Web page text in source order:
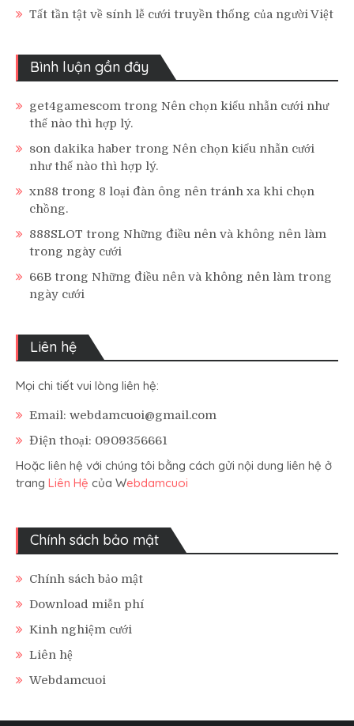
Tất tần tật về sính lễ cưới truyền thống của người Việt
Bình luận gần đây
get4gamescom trong Nên chọn kiểu nhẫn cưới như
thế nào thì hợp lý.
son dakika haber trong Nên chọn kiểu nhẫn cưới
như thế nào thì hợp lý.
xn88 trong 8 loại đàn ông nên tránh xa khi chọn
chồng.
888SLOT trong Những điều nên và không nên làm
trong ngày cưới
66B trong Những điều nên và không nên làm trong
ngày cưới
Liên hệ
Mọi chi tiết vui lòng liên hệ:
Email: webdamcuoi@gmail.com
Điện thoại: 0909356661
Hoặc liên hệ với chúng tôi bằng cách gửi nội dung liên hệ ở
trang Liên Hệ của Webdamcuoi
Chính sách bảo mật
Chính sách bảo mật
Download miễn phí
Kinh nghiệm cưới
Liên hệ
Webdamcuoi